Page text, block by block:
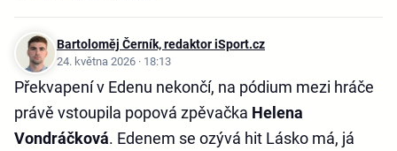
Bartoloměj Černík, redaktor iSport.cz
24. května 2026 · 18:13
Překvapení v Edenu nekončí, na pódium mezi hráče
právě vstoupila popová zpěvačka Helena
Vondráčková. Edenem se ozývá hit Lásko má, já